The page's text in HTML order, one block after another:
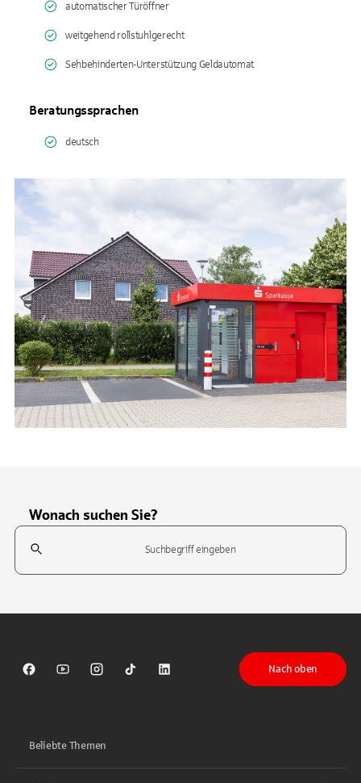
automatischer Türöffner
weitgehend rollstuhlgerecht
Sehbehinderten-Unterstützung Geldautomat
Beratungssprachen
deutsch
Wonach suchen Sie?
Suchfeld
Sparkasse auf Facebook
Sparkasse auf Youtube
Sparkasse auf Instagram
Sparkasse auf TikTok
Sparkasse auf LinkedIn
Nach oben
Beliebte Themen